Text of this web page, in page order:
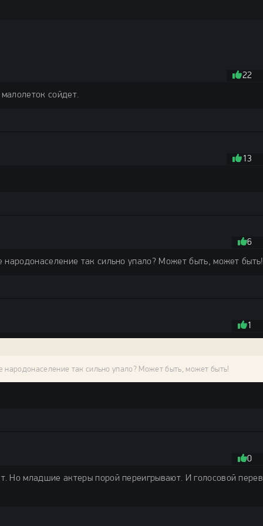
22
сойдет.
13
6
так сильно упало? Может быть, может быть!
1
народонаселение так сильно упало? Может быть, может быть!
0
Но младшие актеры порой переигрывают. И голосовой